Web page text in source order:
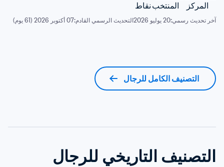
المركز المنتخب نقاط
آخر تحديث رسمي:20 يوليو 2026 التحديث الرسمي القادم:07 أكتوبر 2026 (61 يوم)
التصنيف الكامل للرجال
التصنيف التاريخي للرجال